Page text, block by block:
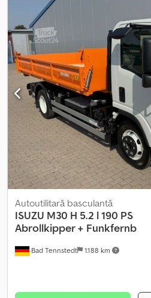
Bad Tennstedt 1.188 km
Autoutilitară basculantă
ISUZU M30 H 5.2 l 190 PS
Abrollkipper + Funkfernb